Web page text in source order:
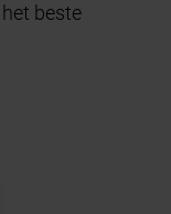
beste